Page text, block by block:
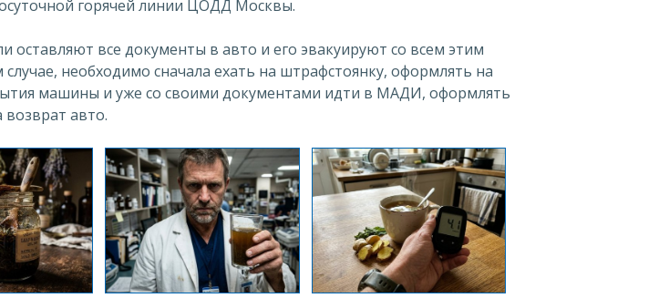
горячей линии ЦОДД Москвы.
оставляют все документы в авто и его эвакуируют со всем этим
необходимо сначала ехать на штрафстоянку, оформлять на
машины и уже со своими документами идти в МАДИ, оформлять
авто.